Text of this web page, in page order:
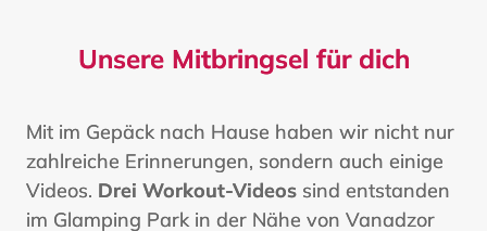
Unsere Mitbringsel für dich
Mit im Gepäck nach Hause haben wir nicht nur
zahlreiche Erinnerungen, sondern auch einige
Videos. Drei Workout-Videos sind entstanden
im Glamping Park in der Nähe von Vanadzor